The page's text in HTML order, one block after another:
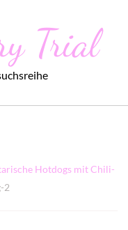
Trial
Hotdogs mit Chili-
2